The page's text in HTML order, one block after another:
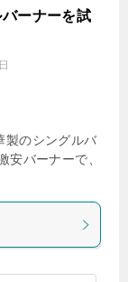
ーナーを試
製のシングルバ
安バーナーで、